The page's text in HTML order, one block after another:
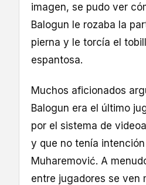
imagen, se pudo ver
Balogun le rozaba la
pierna y le torcía el
espantosa.
Muchos aficionados
Balogun era el último
por el sistema de
y que no tenía
Muharemović. A
entre jugadores se ven